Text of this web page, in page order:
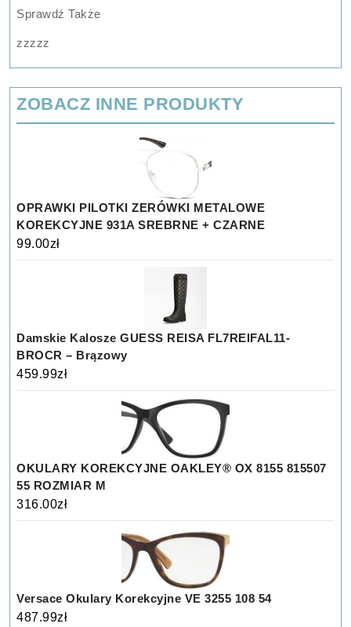
Sprawdź Także
zzzzz
ZOBACZ INNE PRODUKTY
OPRAWKI PILOTKI ZERÓWKI METALOWE
KOREKCYJNE 931A SREBRNE + CZARNE
99.00zł
Damskie Kalosze GUESS REISA FL7REIFAL11-
BROCR – Brązowy
459.99zł
OKULARY KOREKCYJNE OAKLEY® OX 8155 815507
55 ROZMIAR M
316.00zł
Versace Okulary Korekcyjne VE 3255 108 54
487.99zł